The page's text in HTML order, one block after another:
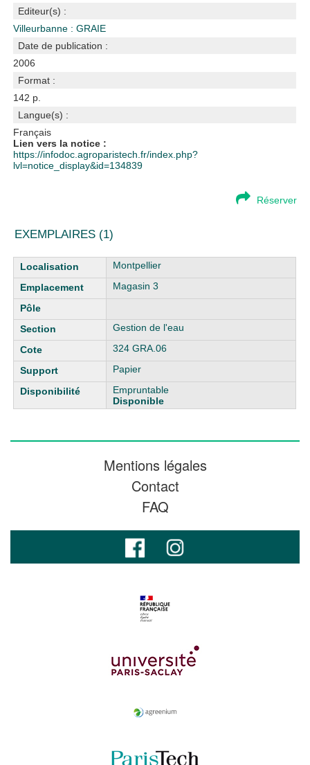
Editeur(s) :
Villeurbanne : GRAIE
Date de publication :
2006
Format :
142 p.
Langue(s) :
Français
Lien vers la notice :
https://infodoc.agroparistech.fr/index.php?
lvl=notice_display&id=134839
Réserver
EXEMPLAIRES (1)
Liste des exemplaires
Montpellier
Magasin 3
Gestion de l'eau
324 GRA.06
Papier
Empruntable
Disponible
Mentions légales
Contact
FAQ